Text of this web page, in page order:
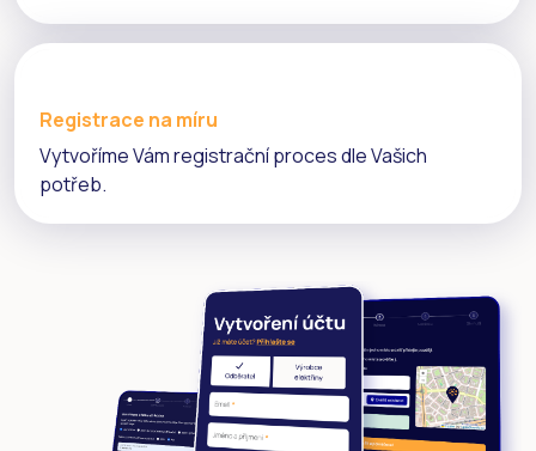
Registrace na míru
Vytvoříme Vám registrační proces dle Vašich
potřeb.